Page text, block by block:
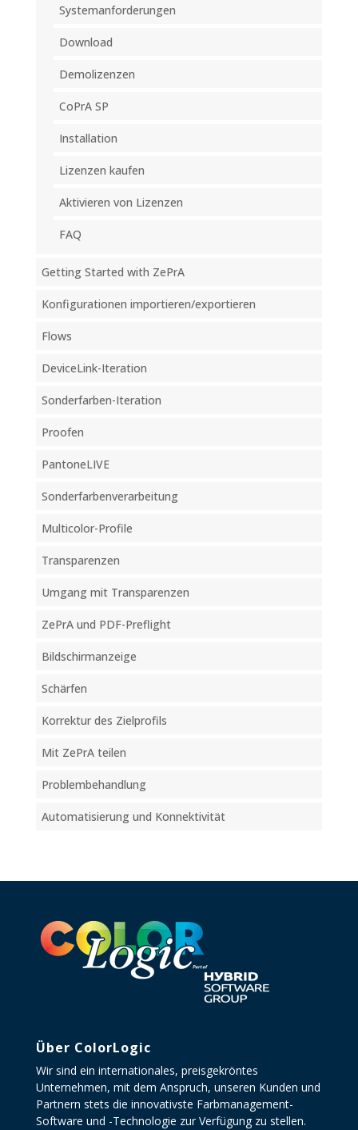
Systemanforderungen
Download
Demolizenzen
CoPrA SP
Installation
Lizenzen kaufen
Aktivieren von Lizenzen
FAQ
Getting Started with ZePrA
Konfigurationen importieren/exportieren
Flows
DeviceLink-Iteration
Sonderfarben-Iteration
Proofen
PantoneLIVE
Sonderfarbenverarbeitung
Multicolor-Profile
Transparenzen
Umgang mit Transparenzen
ZePrA und PDF-Preflight
Bildschirmanzeige
Schärfen
Korrektur des Zielprofils
Mit ZePrA teilen
Problembehandlung
Automatisierung und Konnektivität
Über ColorLogic
Wir sind ein internationales, preisgekröntes
Unternehmen, mit dem Anspruch, unseren Kunden und
Partnern stets die innovativste Farbmanagement-
Software und -Technologie zur Verfügung zu stellen.